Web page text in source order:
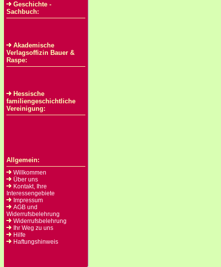
Geschichte -
Sachbuch:
Akademische
Verlagsoffizin Bauer &
Raspe:
Hessische
familiengeschichtliche
Vereinigung:
Allgemein:
Willkommen
Über uns
Kontakt, Ihre
Interessengebiete
Impressum
AGB und
Widerrufsbelehrung
Widerrufsbelehrung
Ihr Weg zu uns
Hilfe
Haftungshinweis